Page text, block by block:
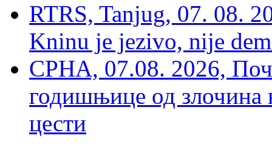
RTRS, Tanjug, 07. 08.
Kninu je jezivo, nije
СРНА, 07.08. 2026,
годишњице од злочина
цести